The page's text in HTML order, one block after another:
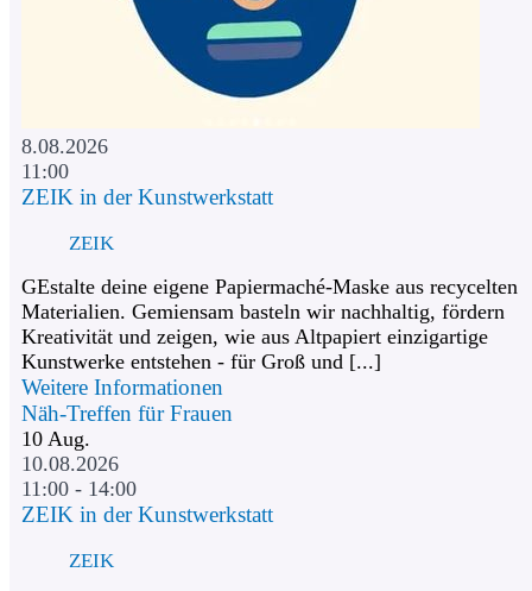
8.08.2026
11:00
ZEIK in der Kunstwerkstatt
ZEIK
GEstalte deine eigene Papiermaché-Maske aus recycelten
Materialien. Gemiensam basteln wir nachhaltig, fördern
Kreativität und zeigen, wie aus Altpapiert einzigartige
Kunstwerke entstehen - für Groß und [...]
Weitere Informationen
Näh-Treffen für Frauen
10 Aug.
10.08.2026
11:00 - 14:00
ZEIK in der Kunstwerkstatt
ZEIK